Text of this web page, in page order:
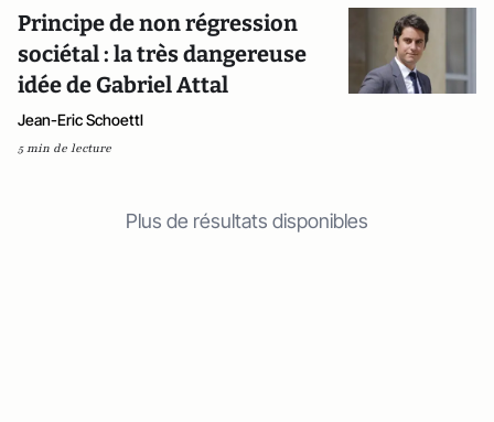
Principe de non régression
sociétal : la très dangereuse
idée de Gabriel Attal
Jean-Eric Schoettl
5 min de lecture
Plus de résultats disponibles